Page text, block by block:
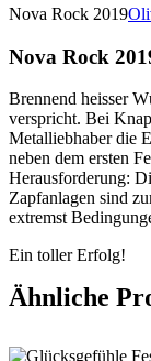
Image
Nova Rock 2019
Nova Rock
Brennend heisser
verspricht. Bei
Metalliebhaber die
neben dem ersten
Herausforderung:
Zapfanlagen sind
extremst
Ein toller Erfolg!
Ähnliche